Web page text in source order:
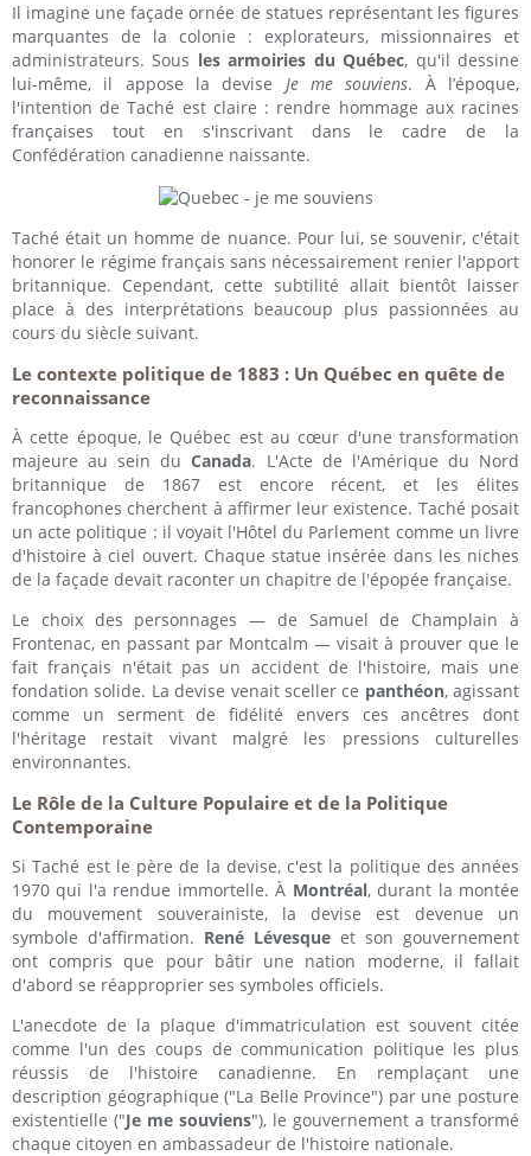
Il imagine une façade ornée de statues représentant les figures
marquantes de la colonie : explorateurs, missionnaires et
administrateurs. Sous les armoiries du Québec, qu'il dessine
lui-même, il appose la devise Je me souviens. À l’époque,
l'intention de Taché est claire : rendre hommage aux racines
françaises tout en s'inscrivant dans le cadre de la
Confédération canadienne naissante.
Taché était un homme de nuance. Pour lui, se souvenir, c'était
honorer le régime français sans nécessairement renier l'apport
britannique. Cependant, cette subtilité allait bientôt laisser
place à des interprétations beaucoup plus passionnées au
cours du siècle suivant.
Le contexte politique de 1883 : Un Québec en quête de
reconnaissance
À cette époque, le Québec est au cœur d'une transformation
majeure au sein duCanada. L'Acte de l'Amérique du Nord
britannique de 1867 est encore récent, et les élites
francophones cherchent à affirmer leur existence. Taché posait
un acte politique : il voyait l'Hôtel du Parlement comme un livre
d'histoire à ciel ouvert. Chaque statue insérée dans les niches
de la façade devait raconter un chapitre de l'épopée française.
Le choix des personnages — de Samuel de Champlain à
Frontenac, en passant par Montcalm — visait à prouver que le
fait français n'était pas un accident de l'histoire, mais une
fondation solide. La devise venait sceller ce panthéon, agissant
comme un serment de fidélité envers ces ancêtres dont
l'héritage restait vivant malgré les pressions culturelles
environnantes.
Le Rôle de la Culture Populaire et de la Politique
Contemporaine
Si Taché est le père de la devise, c'est la politique des années
1970 qui l'a rendue immortelle. À Montréal, durant la montée
du mouvement souverainiste, la devise est devenue un
symbole d'affirmation. René Lévesque et son gouvernement
ont compris que pour bâtir une nation moderne, il fallait
d'abord se réapproprier ses symboles officiels.
L'anecdote de la plaque d'immatriculation est souvent citée
comme l'un des coups de communication politique les plus
réussis de l'histoire canadienne. En remplaçant une
description géographique ("La Belle Province") par une posture
existentielle ("Je me souviens"), le gouvernement a transformé
chaque citoyen en ambassadeur de l'histoire nationale.